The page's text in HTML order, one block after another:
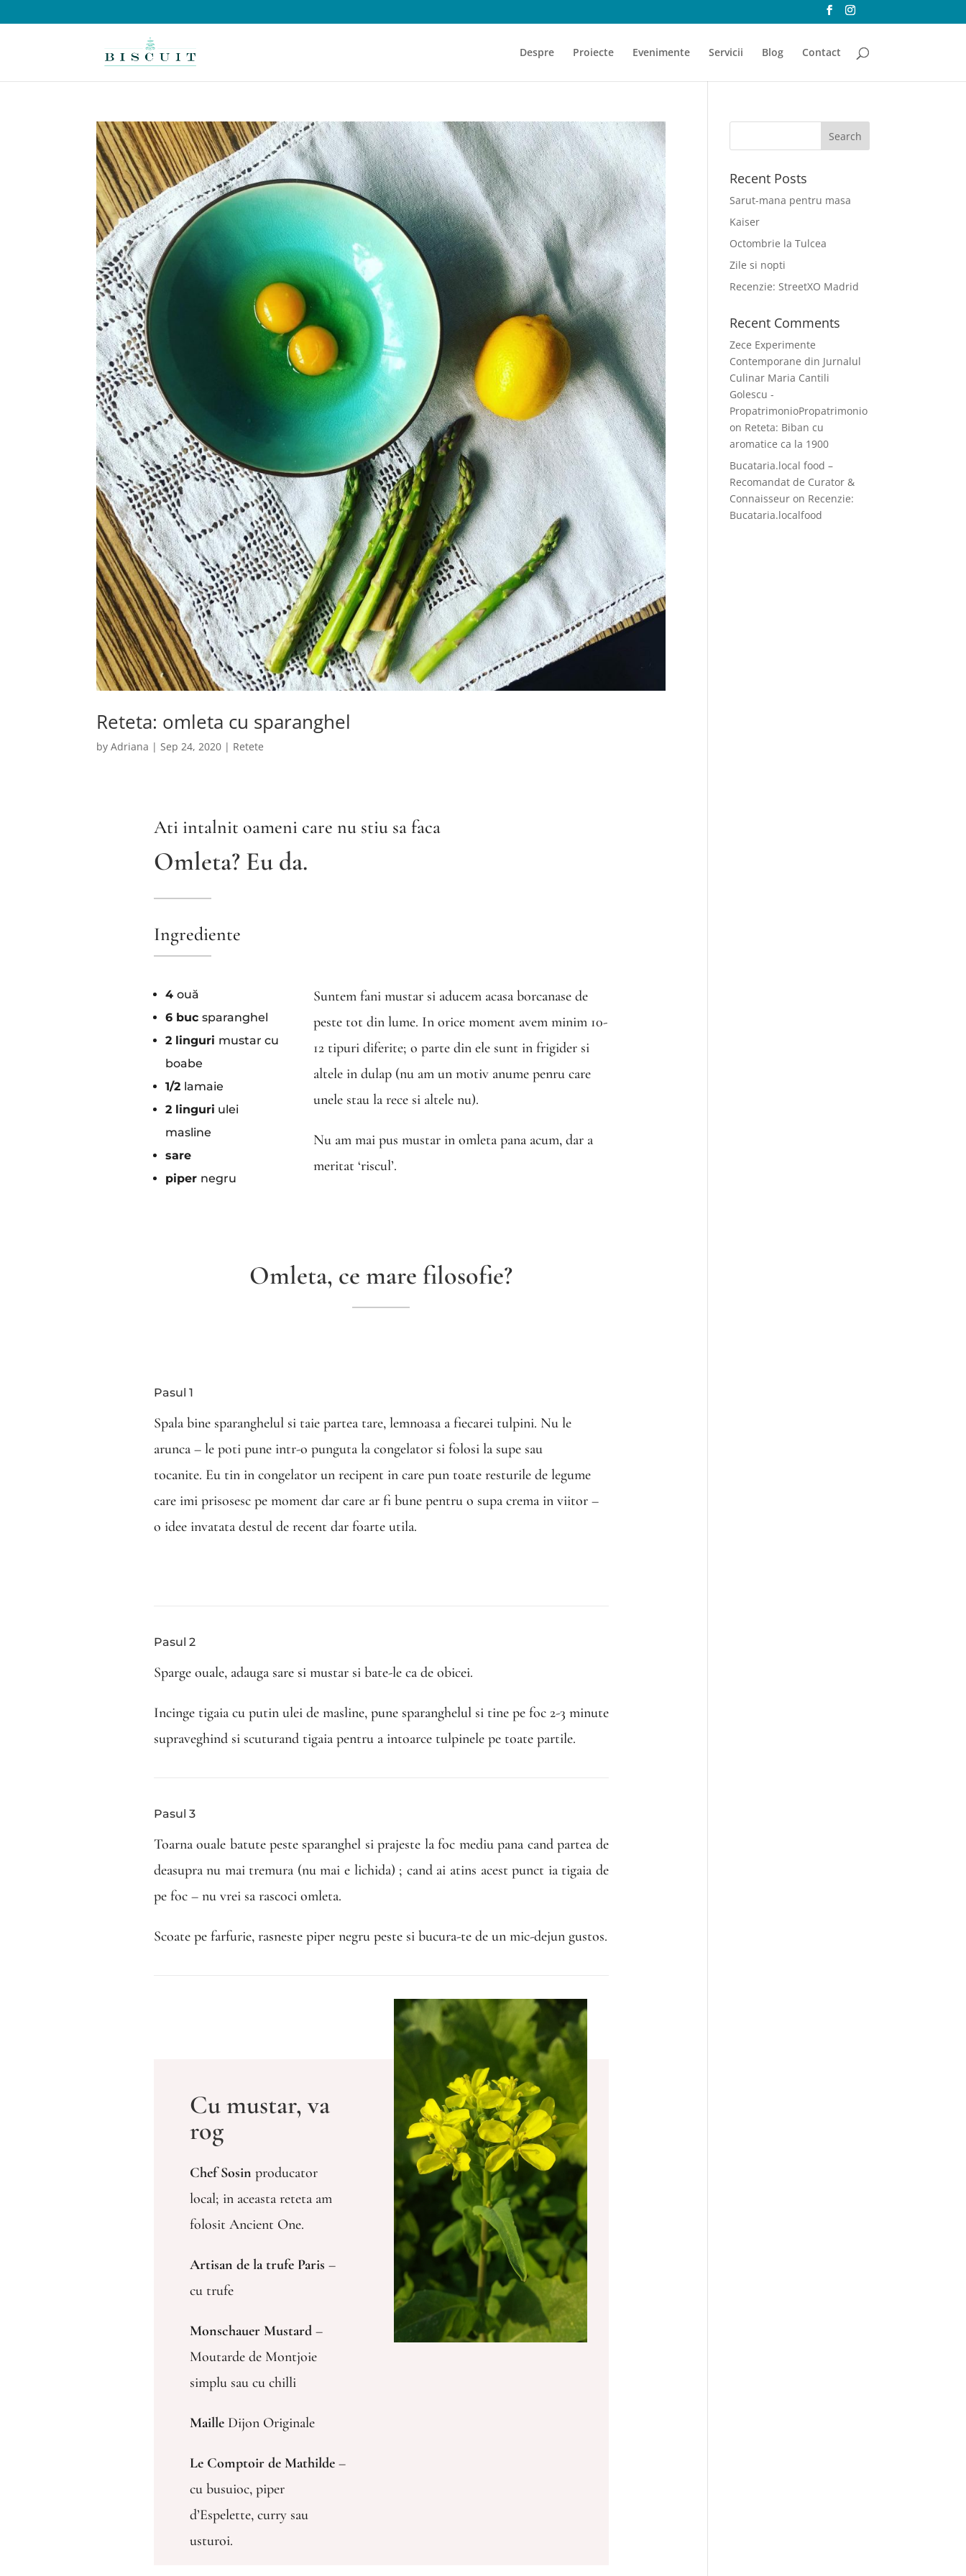
Despre Proiecte Evenimente Servicii Blog Contact
Reteta: omleta cu sparanghel
byAdriana | Sep 24, 2020 | Retete
Ati intalnit oameni care nu stiu sa faca
Omleta? Eu da.
Ingrediente
4 ouă
6 buc sparanghel
2 linguri mustar cu
boabe
1/2 lamaie
2 linguri ulei
masline
sare
piper negru
Suntem fani mustar si aducem acasa borcanase de
peste tot din lume. In orice moment avem minim 10-
12 tipuri diferite; o parte din ele sunt in frigider si
altele in dulap (nu am un motiv anume penru care
unele stau la rece si altele nu).
Nu am mai pus mustar in omleta pana acum, dar a
meritat ‘riscul’.
Omleta, ce mare filosofie?
Pasul 1
Spala bine sparanghelul si taie partea tare, lemnoasa a fiecarei tulpini. Nu le
arunca – le poti pune intr-o punguta la congelator si folosi la supe sau
tocanite. Eu tin in congelator un recipent in care pun toate resturile de legume
care imi prisosesc pe moment dar care ar fi bune pentru o supa crema in viitor –
o idee invatata destul de recent dar foarte utila.
Pasul 2
Sparge ouale, adauga sare si mustar si bate-le ca de obicei.
Incinge tigaia cu putin ulei de masline, pune sparanghelul si tine pe foc 2-3 minute
supraveghind si scuturand tigaia pentru a intoarce tulpinele pe toate partile.
Pasul 3
Toarna ouale batute peste sparanghel si prajeste la foc mediu pana cand partea de
deasupra nu mai tremura (nu mai e lichida) ; cand ai atins acest punct ia tigaia de
pe foc – nu vrei sa rascoci omleta.
Scoate pe farfurie, rasneste piper negru peste si bucura-te de un mic-dejun gustos.
Cu mustar, va
rog
Chef Sosin producator
local; in aceasta reteta am
folosit Ancient One.
Artisan de la trufe Paris –
cu trufe
Monschauer Mustard–
Moutarde de Montjoie
simplu sau cu chilli
MailleDijon Originale
Le Comptoir de Mathilde–
cu busuioc, piper
d’Espelette, curry sau
usturoi.
Recent Posts
Sarut-mana pentru masa
Kaiser
Octombrie la Tulcea
Zile si nopti
Recenzie: StreetXO Madrid
Recent Comments
Zece Experimente
Contemporane din Jurnalul
Culinar Maria Cantili
Golescu -
PropatrimonioPropatrimonio
on Reteta: Biban cu
aromatice ca la 1900
Bucataria.local food –
Recomandat de Curator &
Connaisseur on Recenzie:
Bucataria.localfood